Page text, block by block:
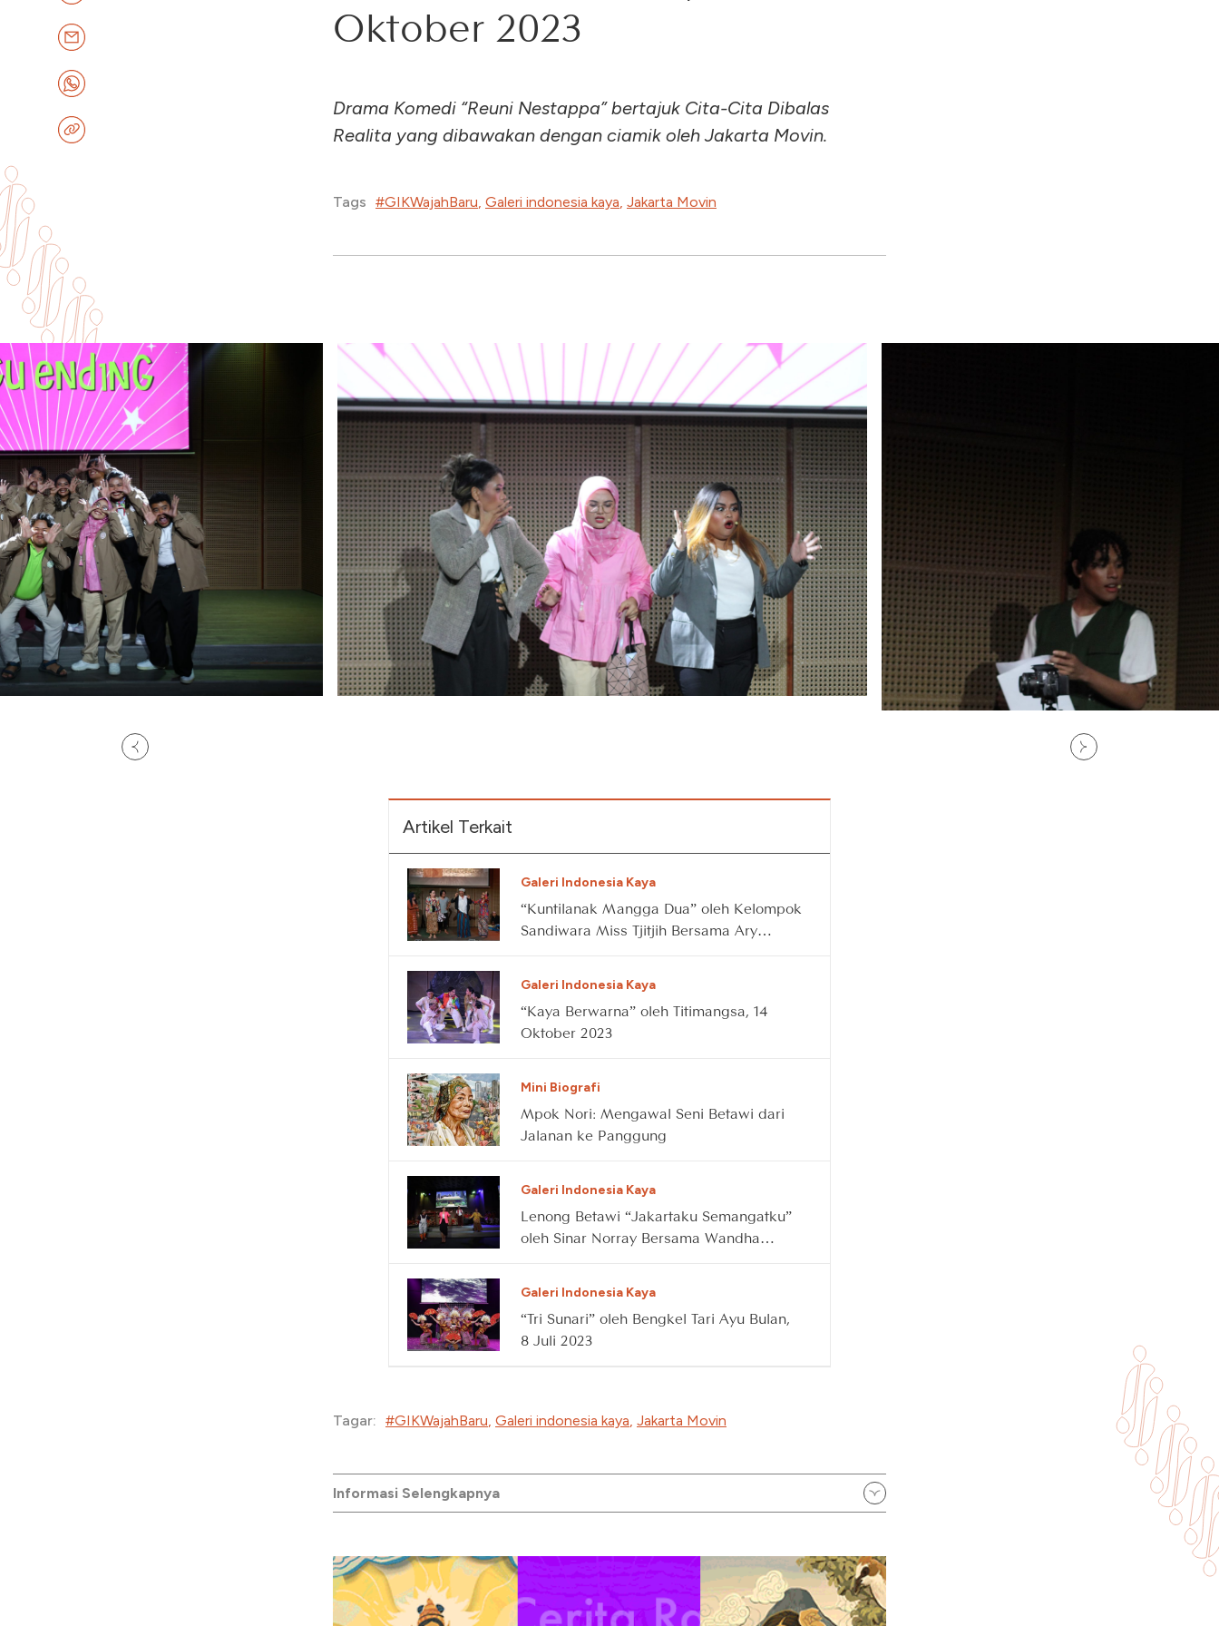
Oktober 2023
Drama Komedi “Reuni Nestappa” bertajuk Cita-Cita Dibalas
Realita yang dibawakan dengan ciamik oleh Jakarta Movin.
Tags #GIKWajahBaru Galeri indonesia kaya Jakarta Movin
Artikel Terkait
Galeri Indonesia Kaya
“Kuntilanak Mangga Dua” oleh Kelompok
Sandiwara Miss Tjitjih Bersama Ary
Galeri Indonesia Kaya
“Kaya Berwarna” oleh Titimangsa, 14
Oktober 2023
Mini Biografi
Mpok Nori: Mengawal Seni Betawi dari
Jalanan ke Panggung
Galeri Indonesia Kaya
Lenong Betawi “Jakartaku Semangatku”
oleh Sinar Norray Bersama Wandha
Galeri Indonesia Kaya
“Tri Sunari” oleh Bengkel Tari Ayu Bulan,
8 Juli 2023
Tagar: #GIKWajahBaru Galeri indonesia kaya Jakarta Movin
Informasi Selengkapnya